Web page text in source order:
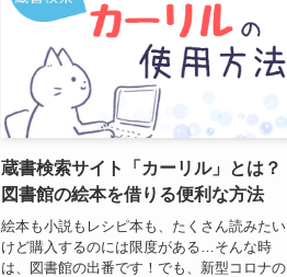
蔵書検索サイト「カーリル」とは？
図書館の絵本を借りる便利な方法
絵本も小説もレシピ本も、たくさん読みたい
けど購入するのには限度がある…そんな時
は、図書館の出番です！でも、新型コロナの